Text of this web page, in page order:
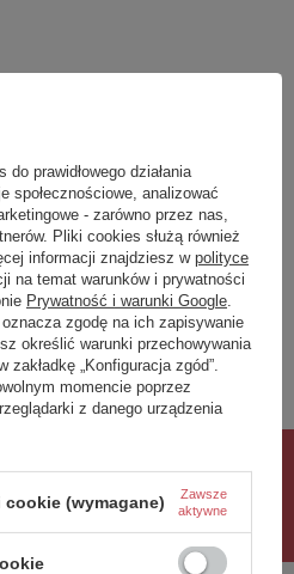
Essentials E14 LED Golf
Warm White
8,00 zł / szt.
prawidłowego działania
społecznościowe, analizować
- zarówno przez nas,
Pliki cookies służą również
informacji znajdziesz w polityce
na temat warunków i prywatności
Prywatność i warunki Google
zgodę na ich zapisywanie
określić warunki przechowywania
„Konfiguracja zgód”.
momencie poprzez
z danego urządzenia
(wymagane)
Zawsze
aktywne